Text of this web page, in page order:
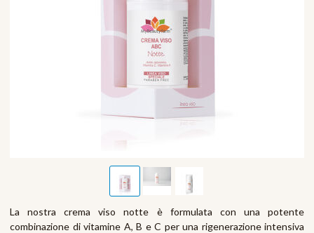
La nostra crema viso notte è formulata con una potente
combinazione di vitamine A, B e C per una rigenerazione intensiva